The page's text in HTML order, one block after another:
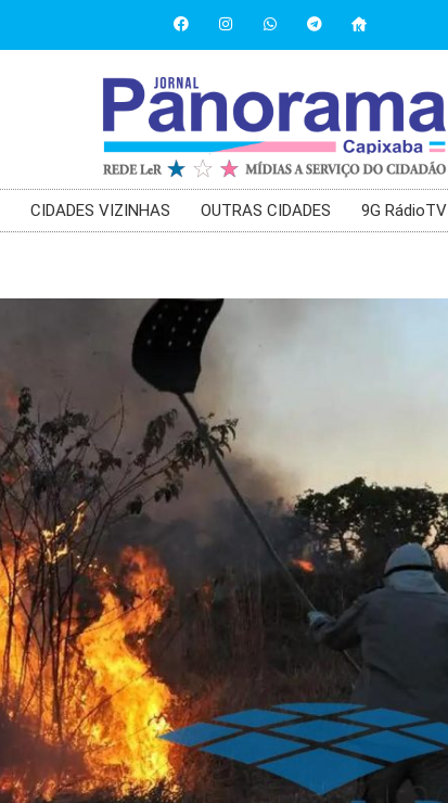
CIDADES VIZINHAS OUTRAS CIDADES 9G RádioTV